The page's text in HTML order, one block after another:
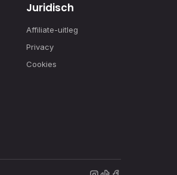
Juridisch
Affiliate-uitleg
Privacy
Cookies